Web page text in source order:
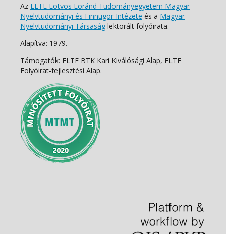
Az ELTE Eötvös Loránd Tudományegyetem Magyar
Nyelvtudományi és Finnugor Intézete és a Magyar
Nyelvtudományi Társaság lektorált folyóirata.
Alapítva: 1979.
Támogatók: ELTE BTK Kari Kiválósági Alap, ELTE
Folyóirat-fejlesztési Alap.